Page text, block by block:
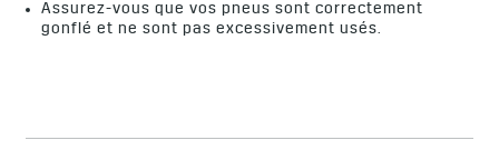
Assurez-vous que vos pneus sont correctement
gonflé et ne sont pas excessivement usés.